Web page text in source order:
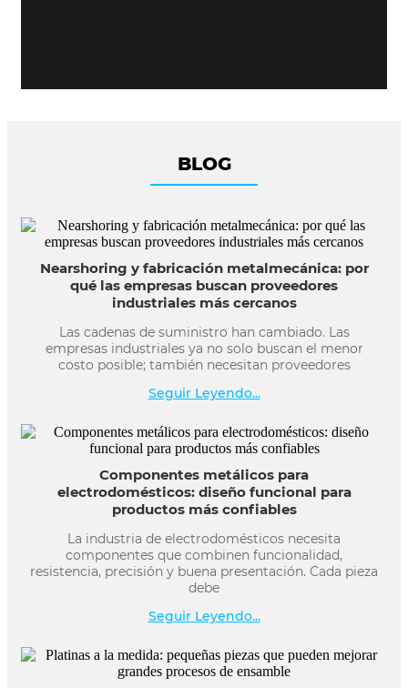
BLOG
Nearshoring y fabricación metalmecánica: por
qué las empresas buscan proveedores
industriales más cercanos
Las cadenas de suministro han cambiado. Las
empresas industriales ya no solo buscan el menor
costo posible; también necesitan proveedores
Seguir Leyendo...
Componentes metálicos para
electrodomésticos: diseño funcional para
productos más confiables
La industria de electrodomésticos necesita
componentes que combinen funcionalidad,
resistencia, precisión y buena presentación. Cada pieza
debe
Seguir Leyendo...